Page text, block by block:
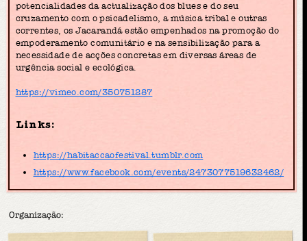
potencialidades da actualização dos blues e do seu
cruzamento com o psicadelismo, a música tribal e outras
correntes, os Jacarandá estão empenhados na promoção do
empoderamento comunitário e na sensibilização para a
necessidade de acções concretas em diversas áreas de
urgência social e ecológica.
https://vimeo.com/350751287
Links:
https://habitaccaofestival.tumblr.com
https://www.facebook.com/events/2473077519632462/
Organização: